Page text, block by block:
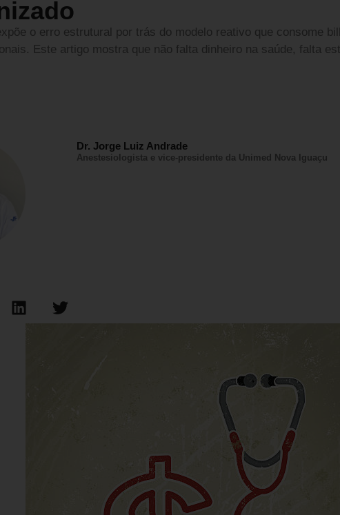
o erro estrutural por trás do modelo reativo que consome
Este artigo mostra que não falta dinheiro na saúde, falta
Dr. Jorge Luiz Andrade
Anestesiologista e vice-presidente da Unimed Nova Iguaçu